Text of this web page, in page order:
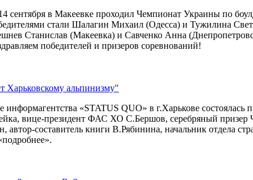
сентября в Макеевке проходил Чемпионат Украины по
стали Шалагин Михаил (Одесса) и Тужилина
Станислав (Макеевка) и Савченко Анна
победителей и призеров соревнований!
Харьковскому альпинизму"
информагентства «STATUS QUO» в г.Харькове
вице-президент ФАС ХО С.Бершов, серебряный призер
автор-составитель книги В.Рябинина, начальник